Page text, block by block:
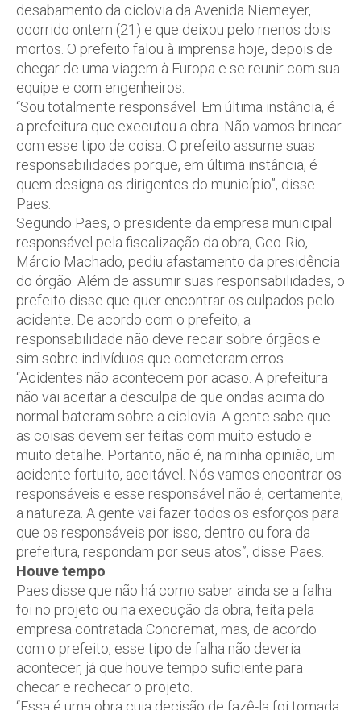
desabamento da ciclovia da Avenida Niemeyer,
ocorrido ontem (21) e que deixou pelo menos dois
mortos. O prefeito falou à imprensa hoje, depois de
chegar de uma viagem à Europa e se reunir com sua
equipe e com engenheiros.
“Sou totalmente responsável. Em última instância, é
a prefeitura que executou a obra. Não vamos brincar
com esse tipo de coisa. O prefeito assume suas
responsabilidades porque, em última instância, é
quem designa os dirigentes do município”, disse
Paes.
Segundo Paes, o presidente da empresa municipal
responsável pela fiscalização da obra, Geo-Rio,
Márcio Machado, pediu afastamento da presidência
do órgão. Além de assumir suas responsabilidades, o
prefeito disse que quer encontrar os culpados pelo
acidente. De acordo com o prefeito, a
responsabilidade não deve recair sobre órgãos e
sim sobre indivíduos que cometeram erros.
“Acidentes não acontecem por acaso. A prefeitura
não vai aceitar a desculpa de que ondas acima do
normal bateram sobre a ciclovia. A gente sabe que
as coisas devem ser feitas com muito estudo e
muito detalhe. Portanto, não é, na minha opinião, um
acidente fortuito, aceitável. Nós vamos encontrar os
responsáveis e esse responsável não é, certamente,
a natureza. A gente vai fazer todos os esforços para
que os responsáveis por isso, dentro ou fora da
prefeitura, respondam por seus atos”, disse Paes.
Houve tempo
Paes disse que não há como saber ainda se a falha
foi no projeto ou na execução da obra, feita pela
empresa contratada Concremat, mas, de acordo
com o prefeito, esse tipo de falha não deveria
acontecer, já que houve tempo suficiente para
checar e rechecar o projeto.
“Essa é uma obra cuja decisão de fazê-la foi tomada